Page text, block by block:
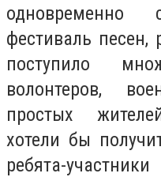
фестиваль
поступило
волонтеров,
простых
хотели бы
ребята-